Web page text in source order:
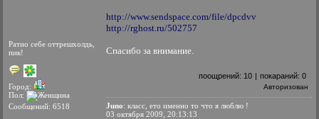
Ратио себе оттрешхолдь,
пик!
Город:
Пол:
Сообщений: 6518
http://www.sendspace.com/file/dpcdvv
http://rghost.ru/502757
Спасибо за внимание.
поощрений: 10 | покараний: 0
Авторизован
Juno: класс, ето именно то что я люблю !
03 октября 2009, 20:13:13